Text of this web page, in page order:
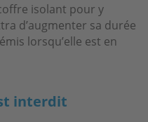
isolant pour y
d’augmenter sa durée
lorsqu’elle est en
interdit